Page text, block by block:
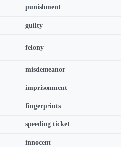
punishment
guilty
felony
misdemeanor
imprisonment
fingerprints
speeding ticket
innocent